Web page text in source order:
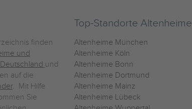
finden
und
und
auf die
. Mit Hilfe
Sie
Top-Standorte Altenheime
Altenheime München
Altenheime Köln
Altenheime Bonn
Altenheime Dortmund
Altenheime Mainz
Altenheime Lübeck